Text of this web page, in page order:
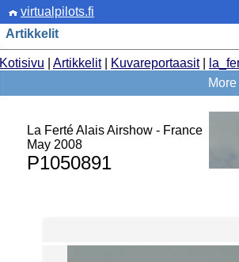
virtualpilots.fi
Artikkelit
Kotisivu Artikkelit| Kuvareportaasit|
La Ferté Alais Airshow - France
May 2008
P1050891